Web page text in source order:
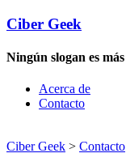
Ciber Geek
Ningún slogan es
Acerca de
Contacto
Ciber Geek > Contacto